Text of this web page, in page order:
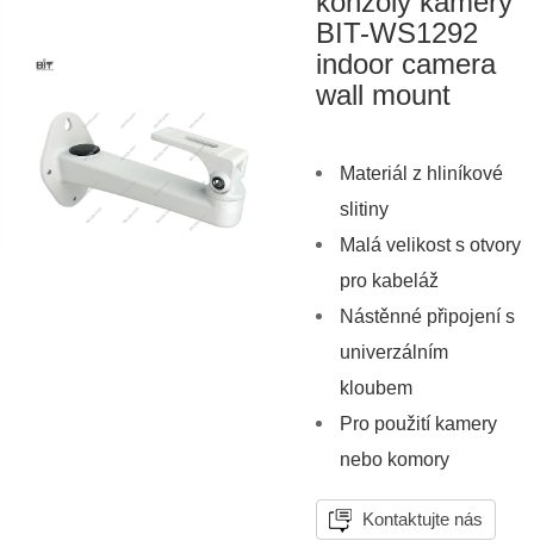
BIT-WS1292
indoor camera
wall mount
Materiál z hliníkové
slitiny
Malá velikost s otvory
pro kabeláž
Nástěnné připojení s
univerzálním
kloubem
Pro použití kamery
nebo komory
Kontaktujte nás